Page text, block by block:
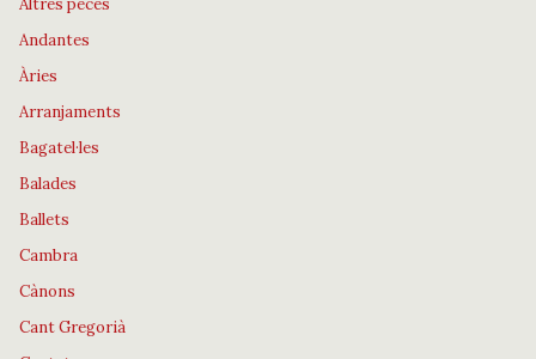
Altres peces
Andantes
Àries
Arranjaments
Bagatel·les
Balades
Ballets
Cambra
Cànons
Cant Gregorià